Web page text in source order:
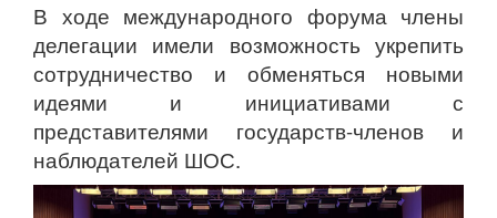
В ходе международного форума члены
делегации имели возможность укрепить
сотрудничество и обменяться новыми
идеями и инициативами с
представителями государств-членов и
наблюдателей ШОС.